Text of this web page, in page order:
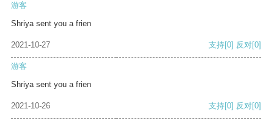
游客
Shriya sent you a frien
2021-10-27 支持[0] 反对[0]
游客
Shriya sent you a frien
2021-10-26 支持[0] 反对[0]